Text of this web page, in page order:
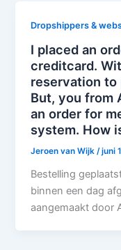
Dropshippers &
I placed an
creditcard.
reservation to
But, you from
an order for
system. How
Jeroen van Wijk /juni
Bestelling
binnen een dag
aangemaakt door